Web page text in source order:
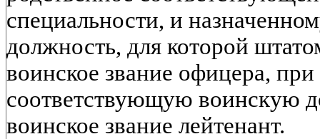
специальности, и
должность, для которой
воинское звание офицера,
соответствующую воинскую
воинское звание лейтенант.